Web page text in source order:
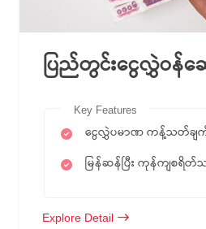
ပြည်တွင်းငွေလွှဲဝန်ဆ
Key Features
ငွေလွှဲပမာဏ ကန့်သတ်ချက်
မြန်ဆန်ပြီး ကုန်ကျစရိတ်
Explore Detail